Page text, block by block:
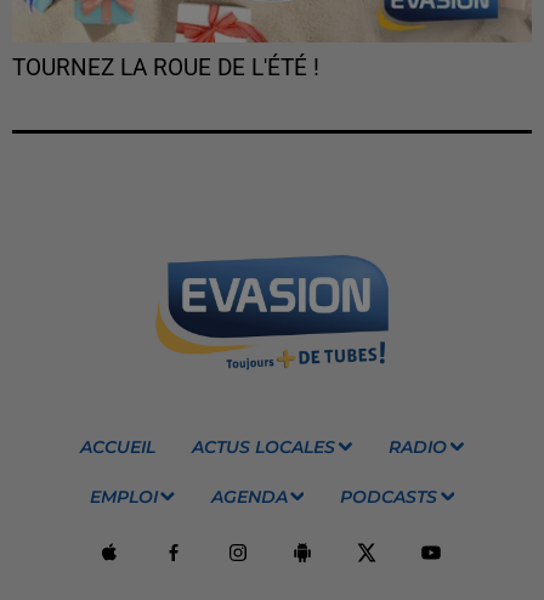
TOURNEZ LA ROUE DE L'ÉTÉ !
ACCUEIL ACTUS LOCALES RADIO
EMPLOI AGENDA PODCASTS